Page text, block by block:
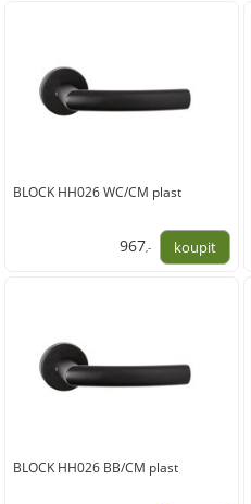
BLOCK HH026 WC/CM plast
967,-
BLOCK HH026 BB/CM plast